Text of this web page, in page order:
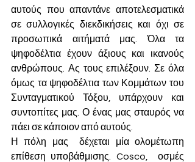
αυτούς που απαντάνε αποτελεσματικά
σε συλλογικές διεκδικήσεις και όχι σε
προσωπικά αιτήματά μας. Όλα τα
ψηφοδέλτια έχουν άξιους και ικανούς
ανθρώπους. Ας τους επιλέξουν. Σε όλα
όμως τα ψηφοδέλτια των Κομμάτων του
Συνταγματικού Τόξου, υπάρχουν και
συντοπίτες μας. Ο ένας μας σταυρός να
πάει σε κάποιον από αυτούς.
Η πόλη μας  δέχεται μία ολομέτωπη
επίθεση υποβάθμισης. Cosco,  οσμές